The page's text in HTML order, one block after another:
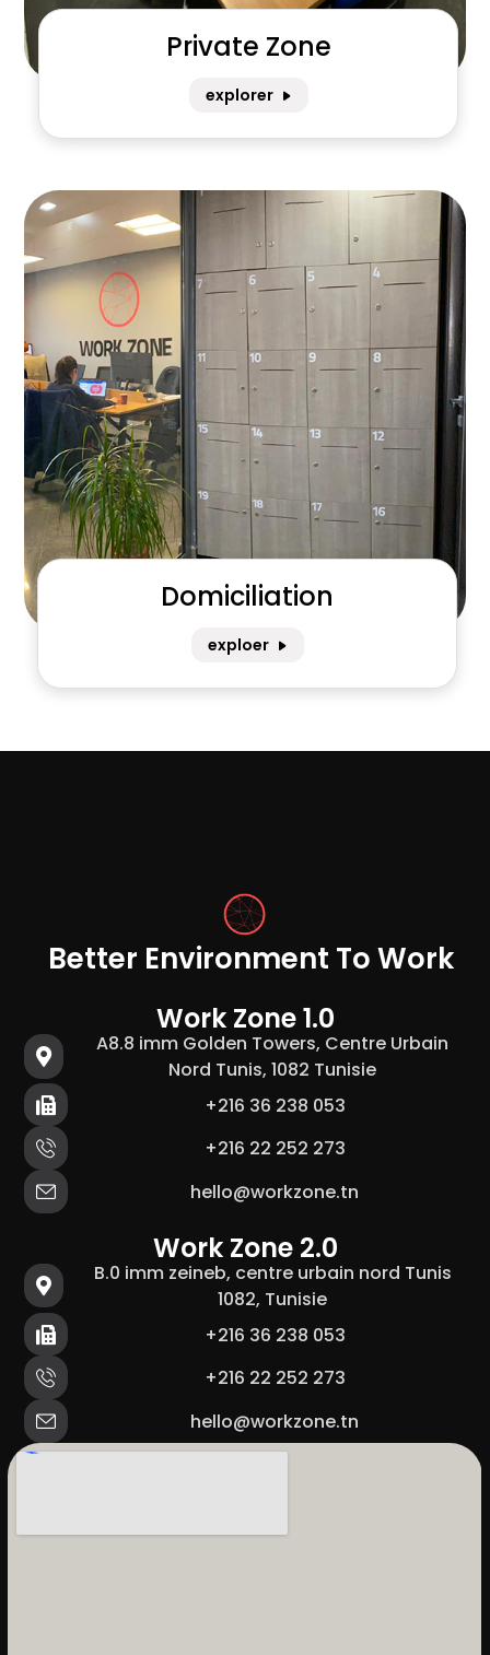
Private Zone
explorer
Domiciliation
exploer
Better Environment To Work
Work Zone 1.0
A8.8 imm Golden Towers, Centre Urbain
Nord Tunis, 1082 Tunisie
+216 36 238 053
+216 22 252 273
hello@workzone.tn
Work Zone 2.0
B.0 imm zeineb, centre urbain nord Tunis
1082, Tunisie
+216 36 238 053
+216 22 252 273
hello@workzone.tn